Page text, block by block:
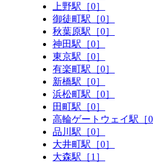
上野駅［0］
御徒町駅［0］
秋葉原駅［0］
神田駅［0］
東京駅［0］
有楽町駅［0］
新橋駅［0］
浜松町駅［0］
田町駅［0］
高輪ゲートウェイ駅［0
品川駅［0］
大井町駅［0］
大森駅［1］